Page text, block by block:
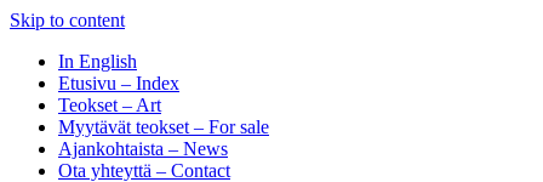
Skip to content
In English
Etusivu – Index
Teokset – Art
Myytävät teokset – For sale
Ajankohtaista – News
Ota yhteyttä – Contact